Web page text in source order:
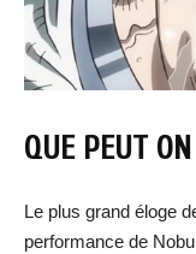
QUE PEUT
Le plus grand éloge
performance de